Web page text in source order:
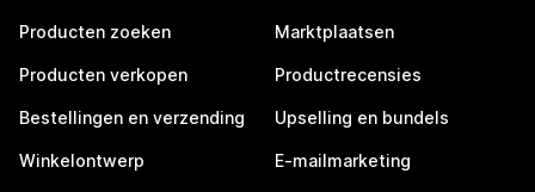
Producten zoeken
Producten verkopen
Bestellingen en verzending
Winkelontwerp
Marktplaatsen
Productrecensies
Upselling en bundels
E-mailmarketing